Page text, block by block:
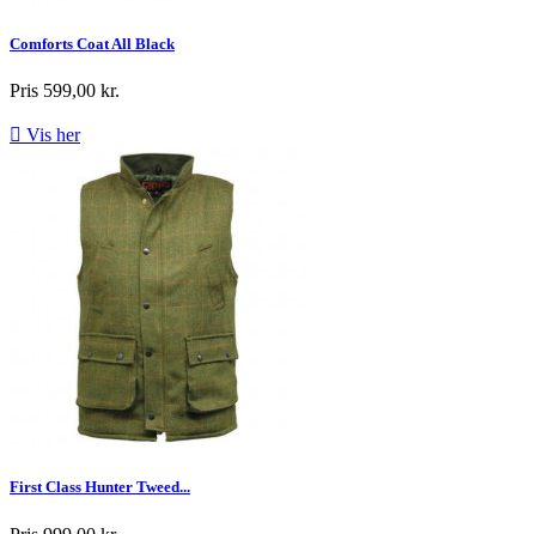
Comforts Coat All Black
Pris 599,00 kr.
 Vis her
First Class Hunter Tweed...